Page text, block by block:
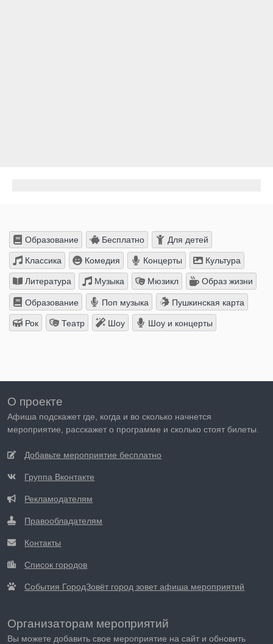
Образование Бесплатно Для детей
Классика Комедия Концерты Культура
Литература Музыка Мюзикл Образ жизни
Образование Поп музыка Пушкинская карта
Рок Театр Шоу Шоу и концерты
О проекте
Афиша подскажет где, когда и во сколько начнется
мероприятие, расскажет о программе и сколько стоят билеты.
Добавьте мероприятие бесплатно
Группа Вконтакте
Рекламодателям
Правообладателям
Контакты
Список городов
События ГородЗовёт город зовет афиша мероприятий
Организаторам мероприятий
Вы можете добавить свое мероприятие на сайт и обновить